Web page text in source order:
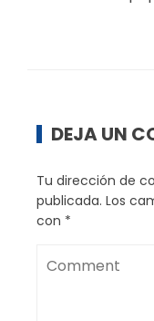
DEJA UN
Tu dirección de
publicada. Los
con *